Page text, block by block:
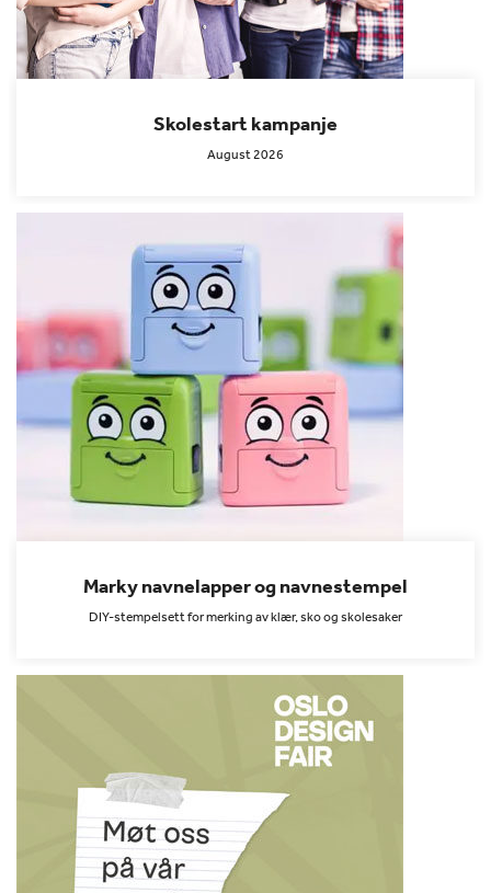
Skolestart kampanje
August 2026
Marky navnelapper og navnestempel
DIY-stempelsett for merking av klær, sko og skolesaker